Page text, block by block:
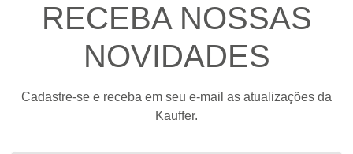
RECEBA NOSSAS
NOVIDADES
Cadastre-se e receba em seu e-mail as atualizações da
Kauffer.